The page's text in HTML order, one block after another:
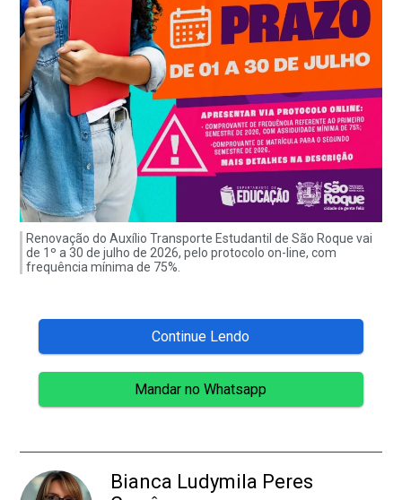
Renovação do Auxílio Transporte Estudantil de São Roque vai
de 1º a 30 de julho de 2026, pelo protocolo on-line, com
frequência mínima de 75%.
Continue Lendo
Mandar no Whatsapp
Bianca Ludymila Peres